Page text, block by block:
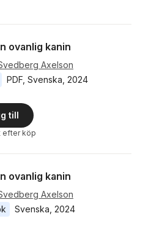
ovanlig kanin
Axelson
PDF Svenska 2024
till
efter köp
ovanlig kanin
Axelson
Svenska 2024